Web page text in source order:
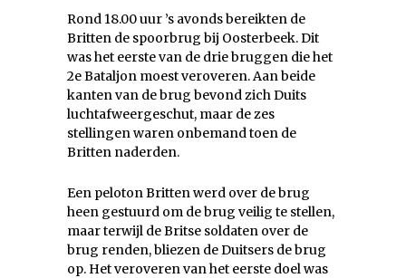
Rond 18.00 uur ’s avonds bereikten de
Britten de spoorbrug bij Oosterbeek. Dit
was het eerste van de drie bruggen die het
2e Bataljon moest veroveren. Aan beide
kanten van de brug bevond zich Duits
luchtafweergeschut, maar de zes
stellingen waren onbemand toen de
Britten naderden.
Een peloton Britten werd over de brug
heen gestuurd om de brug veilig te stellen,
maar terwijl de Britse soldaten over de
brug renden, bliezen de Duitsers de brug
op. Het veroveren van het eerste doel was